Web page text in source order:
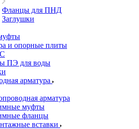
Фланцы для ПНД
Заглушки
и опорные плиты
ПЭ для воды
арматура
арматура
муфты
фланцы
вставки